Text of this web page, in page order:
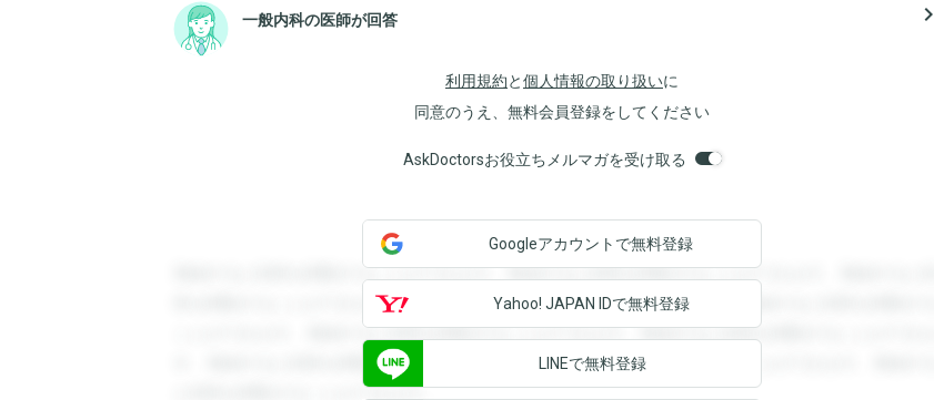
一般内科の医師が回答 navigate_next
利用規約と個人情報の取り扱いに
同意のうえ、無料会員登録をしてください
AskDoctorsお役立ちメルマガを受け取る
登録すると回答を閲覧することができます。登録すると回答を閲覧することができます。登録すると回
答を閲覧することができます。登録すると回答を閲覧することができます。登録すると回答を閲覧する
ことができます。登録すると回答を閲覧することができます。登録すると回答を閲覧することができま
す。登録すると回答を閲覧することができます。登録すると回答を閲覧することができます。登録する
と回答を閲覧することができます。
Googleアカウントで無料登録
Yahoo! JAPAN IDで無料登録
LINEで無料登録